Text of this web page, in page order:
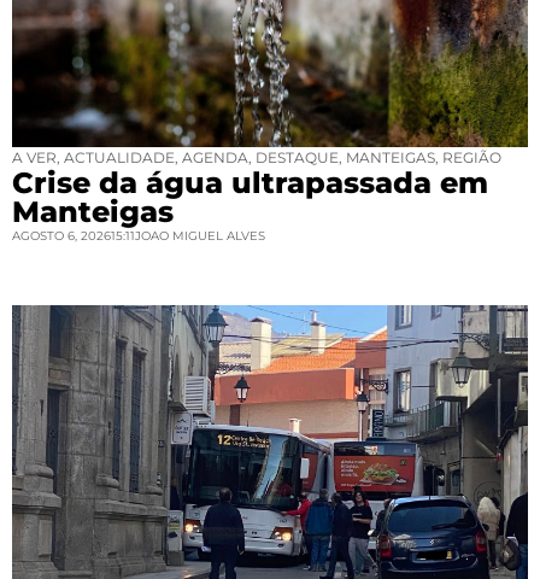
A VER ACTUALIDADE AGENDA DESTAQUE MANTEIGAS REGIÃO
Crise da água ultrapassada em
Manteigas
AGOSTO 6, 202615:11JOAO MIGUEL ALVES